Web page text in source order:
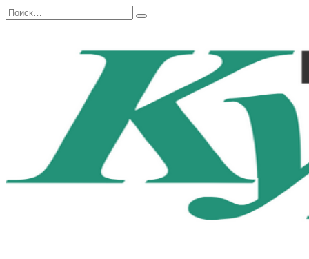
Перейти
к
Search
for: